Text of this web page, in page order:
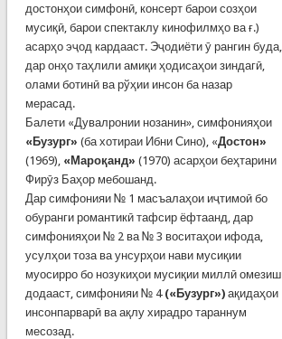
достонҳои симфонӣ, консерт барои созҳои
мусиқӣ, барои спектаклу кинофилмҳо ва ғ.)
асарҳо эҷод кардааст. Эҷодиёти ӯ рангин буда,
дар онҳо таҳлили амиқи ҳодисаҳои зиндагӣ,
олами ботинӣ ва рўҳии инсон ба назар
мерасад.
Балети «Дувалронии нозанин», симфонияҳои
«Бузург» (ба хотираи Ибни Сино), «Достон»
(1969), «Мароқанд» (1970) асарҳои беҳтарини
Фирӯз Баҳор мебошанд.
Дар симфонияи № 1 масъалаҳои иҷтимоӣ бо
обуранги романтикӣ тафсир ёфтаанд, дар
симфонияҳои № 2 ва № 3 воситаҳои ифода,
усулҳои тоза ва унсурҳои нави мусиқии
муосирро бо нозукиҳои мусиқии миллӣ омезиш
додааст, симфонияи № 4 («Бузург»)ақидаҳои
инсонпарварӣ ва ақлу хирадро тараннум
месозад.